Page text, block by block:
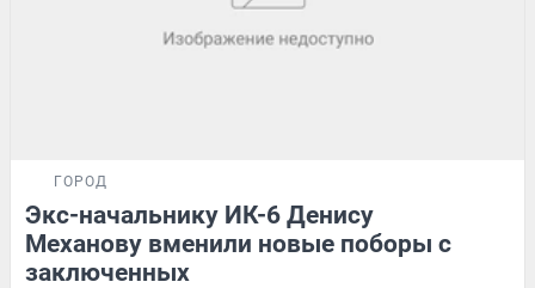
ГОРОД
Экс-начальнику ИК-6 Денису
Механову вменили новые поборы с
заключенных